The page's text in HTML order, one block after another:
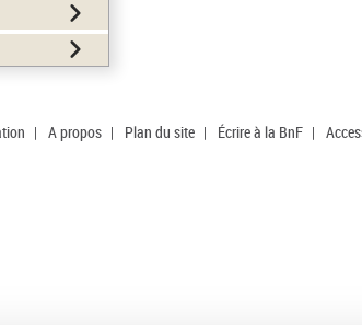
| A propos | Plan du site | Écrire à la BnF |